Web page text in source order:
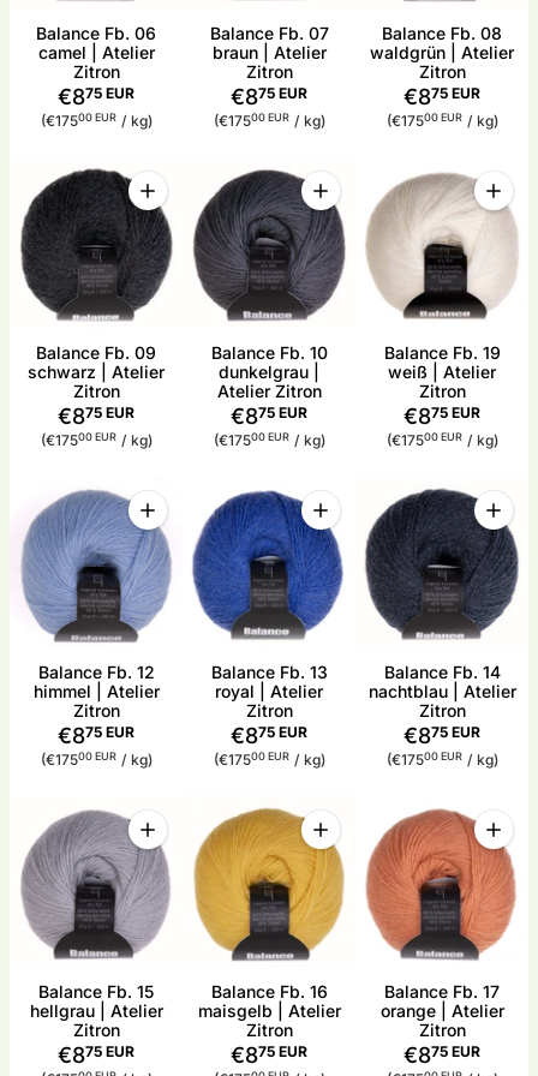
Balance Fb. 06
camel | Atelier
Zitron
€875 EUR
Stückpreis
(€17500 EUR / pro
kg)
Balance Fb. 07
braun | Atelier
Zitron
€875 EUR
Stückpreis
(€17500 EUR / pro
kg)
Balance Fb. 08
waldgrün | Atelier
Zitron
€875 EUR
Stückpreis
(€17500 EUR / pro
kg)
Balance Fb. 09
schwarz | Atelier
Zitron
€875 EUR
Stückpreis
(€17500 EUR / pro
kg)
Menge
Menge für Balance Fb. 09 schwarz | Atelier Zitron
Balance Fb. 10
dunkelgrau |
Atelier Zitron
€875 EUR
Stückpreis
(€17500 EUR / pro
kg)
Menge
Menge für Balance Fb. 10
Balance Fb. 19
weiß | Atelier
Zitron
€875 EUR
Stückpreis
(€17500 EUR / pro
kg)
Menge
Balance Fb. 12
himmel | Atelier
Zitron
€875 EUR
Stückpreis
(€17500 EUR / pro
kg)
Menge
Menge für Balance Fb. 12 himmel | Atelier Zitron
Balance Fb. 13
royal | Atelier
Zitron
€875 EUR
Stückpreis
(€17500 EUR / pro
kg)
Menge
Menge für Balance Fb. 13
Balance Fb. 14
nachtblau | Atelier
Zitron
€875 EUR
Stückpreis
(€17500 EUR / pro
kg)
Menge
Balance Fb. 15
hellgrau | Atelier
Zitron
€875 EUR
Menge
Menge für Balance Fb. 15 hellgrau | Atelier Zitron
Balance Fb. 16
maisgelb | Atelier
Zitron
€875 EUR
Menge
Menge für Balance Fb. 16
Balance Fb. 17
orange | Atelier
Zitron
€875 EUR
Menge